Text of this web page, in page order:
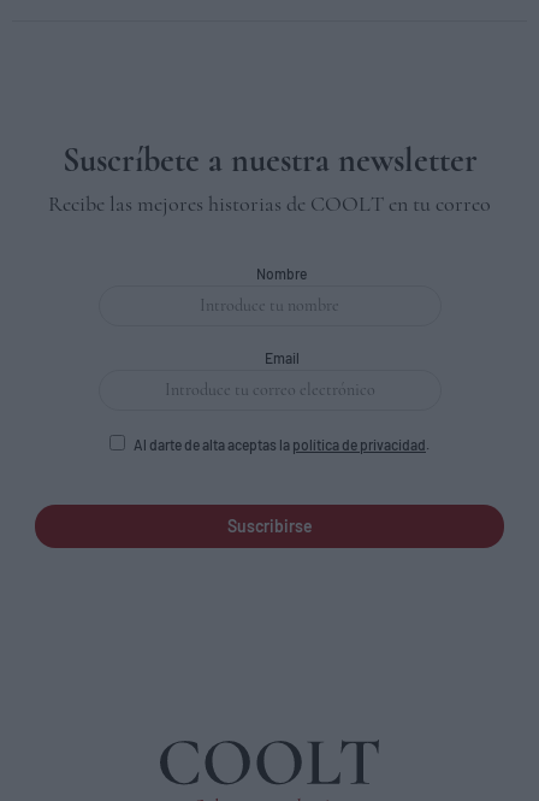
Suscríbete a nuestra newsletter
Recibe las mejores historias de COOLT en tu correo
Nombre
Email
Al darte de alta aceptas la política de privacidad.
Suscribirse